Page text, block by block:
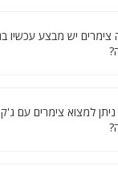
צימרים יש מבצע עכשיו
למצוא צימרים עם